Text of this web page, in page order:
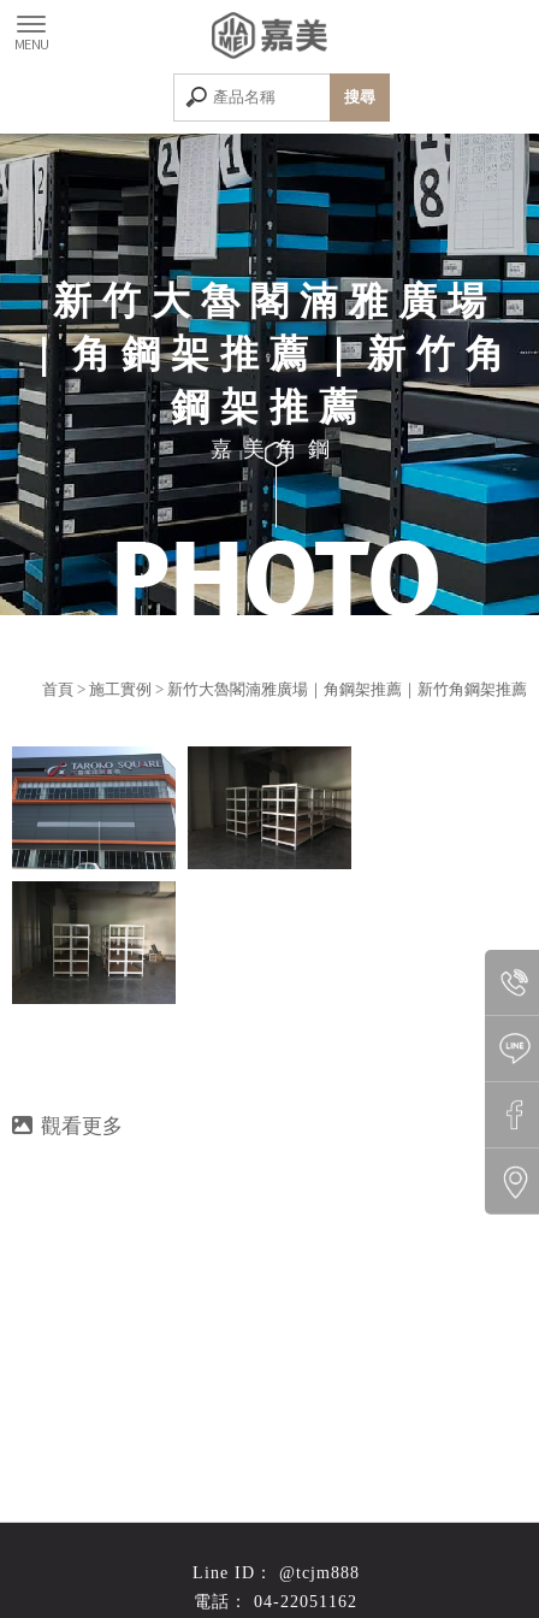
新竹大魯閣湳雅廣場
｜角鋼架推薦｜新竹角
鋼架推薦
首頁 > 施工實例 > 新竹大魯閣湳雅廣場｜角鋼架推薦｜新竹角鋼架推薦
@tcjm888
04-22051162